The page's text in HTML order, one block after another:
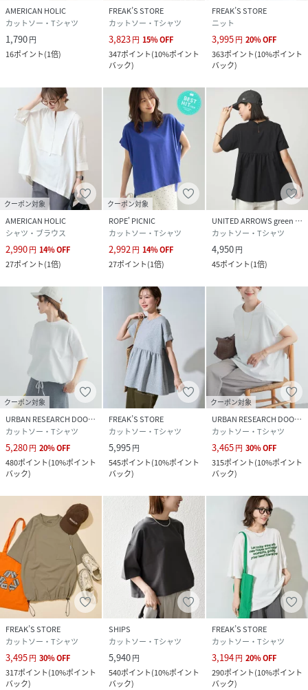
AMERICAN HOLIC
カットソー・Tシャツ
1,790円
16ポイント(1倍)
FREAK’S STORE
カットソー・Tシャツ
3,823円 15%OFF
347ポイント(10%ポイント
バック)
FREAK’S STORE
ニット
3,995円 20%OFF
363ポイント(10%ポイント
バック)
クーポン対象
AMERICAN HOLIC
シャツ・ブラウス
2,990円 14%OFF
27ポイント(1倍)
クーポン対象
ROPE' PICNIC
カットソー・Tシャツ
2,992 円 14%OFF
27ポイント(1倍)
UNITED ARROWS green label relaxing
カットソー・Tシャツ
4,950円
45ポイント(1倍)
クーポン対象
URBAN RESEARCH DOORS
カットソー・Tシャツ
5,280円 20%OFF
480ポイント(10%ポイント
バック)
FREAK’S STORE
カットソー・Tシャツ
5,995円
545ポイント(10%ポイント
バック)
クーポン対象
URBAN RESEARCH DOORS
カットソー・Tシャツ
3,465円 30%OFF
315ポイント(10%ポイント
バック)
FREAK’S STORE
カットソー・Tシャツ
3,495円 30%OFF
317ポイント(10%ポイント
バック)
SHIPS
カットソー・Tシャツ
5,940円
540ポイント(10%ポイント
バック)
FREAK’S STORE
カットソー・Tシャツ
3,194円 20%OFF
290ポイント(10%ポイント
バック)